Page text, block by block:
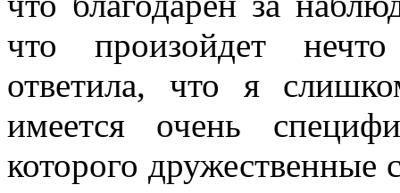
что произойдет
ответила, что я
имеется очень
которого